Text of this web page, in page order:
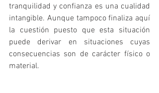
tranquilidad y confianza es una cualidad
intangible. Aunque tampoco finaliza aquí
la cuestión puesto que esta situación
puede derivar en situaciones cuyas
consecuencias son de carácter físico o
material.